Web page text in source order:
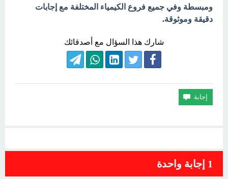
ومبسطة وفي جميع فروع الكيمياء المختلفة مع إجابات
دقيقة وموثوقة.
شارك هذا السؤال مع أصدقائك
1 إجابة واحدة